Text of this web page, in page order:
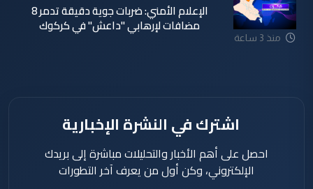
منذ 3 ساعة
الإعلام الأمني: ضربات جوية دقيقة تدمر 8
مضافات لإرهابي "داعش" في كركوك
اشترك في النشرة الإخبارية
احصل على أهم الأخبار والتحليلات مباشرة إلى بريدك
الإلكتروني، وكن أول من يعرف آخر التطورات